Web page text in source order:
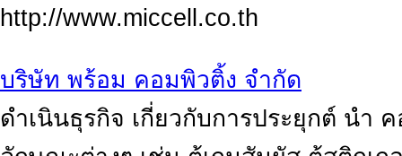
http://www.miccell.co.th
บริษัท พร้อม คอมพิวติ้ง จำกัด
ดำเนินธุรกิจ เกี่ยวกับการประยุกต์ นำ